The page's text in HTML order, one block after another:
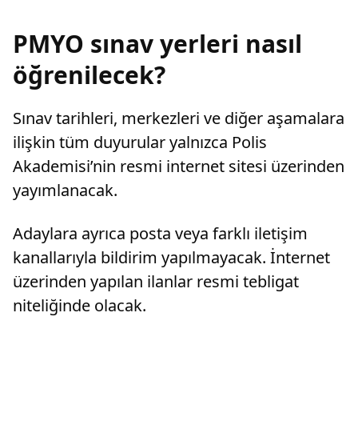
PMYO sınav yerleri nasıl
öğrenilecek?
Sınav tarihleri, merkezleri ve diğer aşamalara
ilişkin tüm duyurular yalnızca Polis
Akademisi’nin resmi internet sitesi üzerinden
yayımlanacak.
Adaylara ayrıca posta veya farklı iletişim
kanallarıyla bildirim yapılmayacak. İnternet
üzerinden yapılan ilanlar resmi tebligat
niteliğinde olacak.